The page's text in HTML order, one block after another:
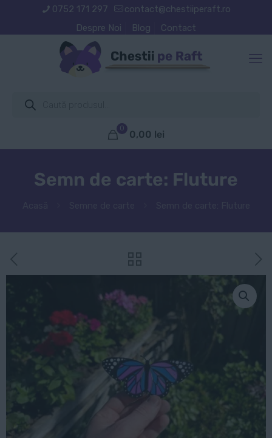
0752 171 297
contact@chestiiperaft.ro
Despre Noi
Blog Contact
search
0
0,00 lei
Semn de carte: Fluture